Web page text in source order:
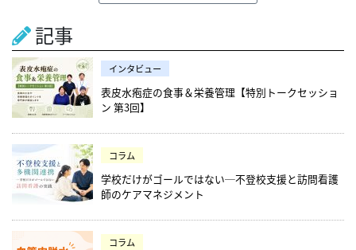
記事
インタビュー
表皮水疱症の食事＆栄養管理【特別トークセッショ
ン 第3回】
コラム
学校だけがゴールではない─不登校支援と訪問看護
師のケアマネジメント
コラム